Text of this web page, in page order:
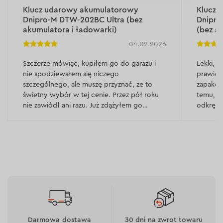
Rodzaj prac, częstotliwość użytkowania oraz warunki
eksploatacji określają, jaki akumulatorowy klucz udarowy
najlepiej kupić do konkretnych zadań. Podstawowe
napięcie i pojemność akumulatora. Wpływają na
moc narzędzia, czas autonomicznej pracy oraz
możliwość wykonywania intensywnych lub
długotrwałych operacji bez konieczności
ładowania. Do regularnego, profesjonalnego
dużymi, zardzewiałymi i zapieczonymi nakrętkami,
śrubami oraz innymi połączeniami gwintowanymi –
nawet w trudnych warunkach eksploatacji;
tryby i funkcje pracy. Nowoczesne akumulatorowe
Klucz udarowy akumulatorowy
Dnipro-M DTW-202BC Ultra (bez
akumulatora i ładowarki)
04.02.2026
Szczerze mówiąc, kupiłem go do garażu i
nie spodziewałem się niczego
szczególnego, ale muszę przyznać, że to
świetny wybór w tej cenie. Przez pół roku
nie zawiódł ani razu. Już zdążyłem go
Klucz
(bez
Lekki,
prawie
temu,
Darmowa dostawa 30 dni na zwrot towaru